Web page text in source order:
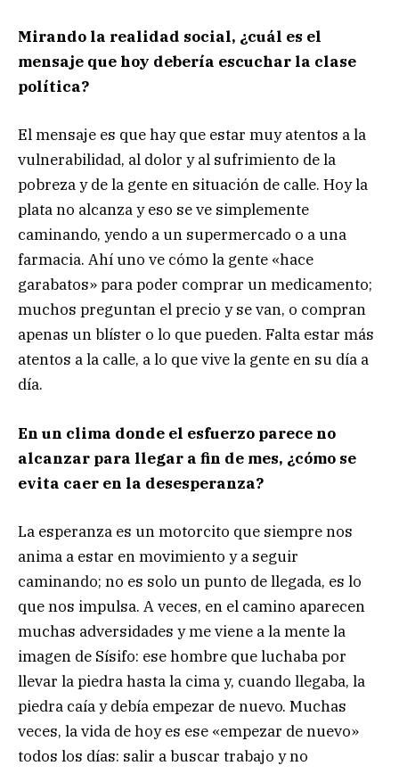
Mirando la realidad social, ¿cuál es el
mensaje que hoy debería escuchar la clase
política?
El mensaje es que hay que estar muy atentos a la
vulnerabilidad, al dolor y al sufrimiento de la
pobreza y de la gente en situación de calle. Hoy la
plata no alcanza y eso se ve simplemente
caminando, yendo a un supermercado o a una
farmacia. Ahí uno ve cómo la gente «hace
garabatos» para poder comprar un medicamento;
muchos preguntan el precio y se van, o compran
apenas un blíster o lo que pueden. Falta estar más
atentos a la calle, a lo que vive la gente en su día a
día.
En un clima donde el esfuerzo parece no
alcanzar para llegar a fin de mes, ¿cómo se
evita caer en la desesperanza?
La esperanza es un motorcito que siempre nos
anima a estar en movimiento y a seguir
caminando; no es solo un punto de llegada, es lo
que nos impulsa. A veces, en el camino aparecen
muchas adversidades y me viene a la mente la
imagen de Sísifo: ese hombre que luchaba por
llevar la piedra hasta la cima y, cuando llegaba, la
piedra caía y debía empezar de nuevo. Muchas
veces, la vida de hoy es ese «empezar de nuevo»
todos los días: salir a buscar trabajo y no